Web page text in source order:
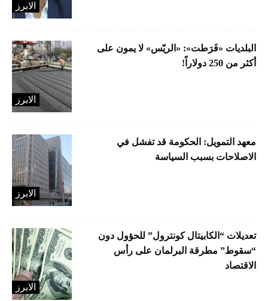
الابرز
الابرز
البلديات «فَرَطت»: «الريّس» لا يمون على
أكثر من 250 دولاراً!
الابرز
معهد التمويل: الحكومة قد تفشل في
الاصلاحات بسبب السياسة
الابرز
تعديلات “الكابيتال كونترول” للحؤول دون
“سقوط” مطرقة البرلمان على رأس
الاقتصاد